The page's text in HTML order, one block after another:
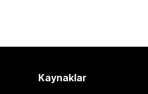
Kaynaklar